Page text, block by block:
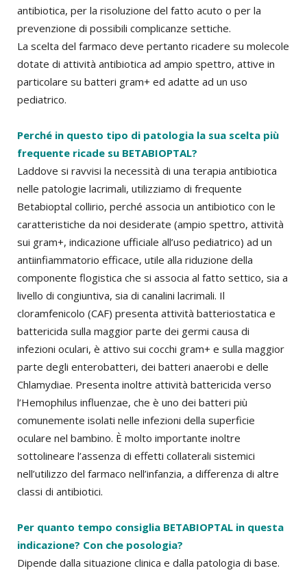
antibiotica, per la risoluzione del fatto acuto o per la
prevenzione di possibili complicanze settiche.
La scelta del farmaco deve pertanto ricadere su molecole
dotate di attività antibiotica ad ampio spettro, attive in
particolare su batteri gram+ ed adatte ad un uso
pediatrico.
Perché in questo tipo di patologia la sua scelta più
frequente ricade su BETABIOPTAL?
Laddove si ravvisi la necessità di una terapia antibiotica
nelle patologie lacrimali, utilizziamo di frequente
Betabioptal collirio, perché associa un antibiotico con le
caratteristiche da noi desiderate (ampio spettro, attività
sui gram+, indicazione ufficiale all’uso pediatrico) ad un
antiinfiammatorio efficace, utile alla riduzione della
componente flogistica che si associa al fatto settico, sia a
livello di congiuntiva, sia di canalini lacrimali. Il
cloramfenicolo (CAF) presenta attività batteriostatica e
battericida sulla maggior parte dei germi causa di
infezioni oculari, è attivo sui cocchi gram+ e sulla maggior
parte degli enterobatteri, dei batteri anaerobi e delle
Chlamydiae. Presenta inoltre attività battericida verso
l’Hemophilus influenzae, che è uno dei batteri più
comunemente isolati nelle infezioni della superficie
oculare nel bambino. È molto importante inoltre
sottolineare l’assenza di effetti collaterali sistemici
nell’utilizzo del farmaco nell’infanzia, a differenza di altre
classi di antibiotici.
Per quanto tempo consiglia BETABIOPTAL in questa
indicazione? Con che posologia?
Dipende dalla situazione clinica e dalla patologia di base.